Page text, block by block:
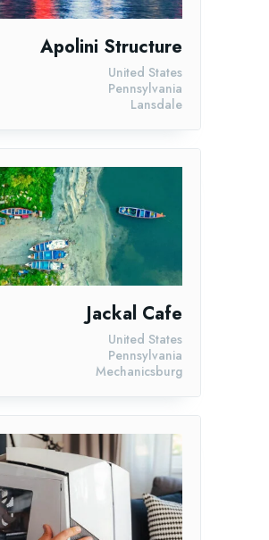
Apolini Structure
Lansdale
Pennsylvania
United States
Jackal Cafe
Mechanicsburg
Pennsylvania
United States